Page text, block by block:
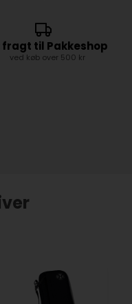
fragt til Pakkeshop
ved køb over 500 kr